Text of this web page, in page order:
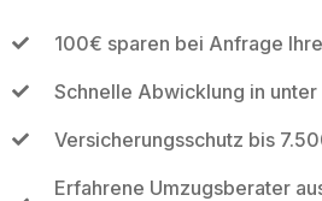
100€ sparen bei Anfrage
Schnelle Abwicklung in unter
Versicherungsschutz bis
Erfahrene Umzugsberater